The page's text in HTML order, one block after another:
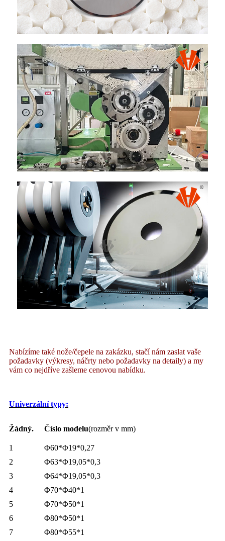
Nabízíme také nože/čepele na zakázku, stačí nám zaslat vaše
požadavky (výkresy, náčrty nebo požadavky na detaily) a my
vám co nejdříve zašleme cenovou nabídku.
Univerzální typy:
Žádný. Číslo modelu(rozměr v mm)
1
Φ60*Φ19*0,27
2
Φ63*Φ19,05*0,3
3
Φ64*Φ19,05*0,3
4
Φ70*Φ40*1
5
Φ70*Φ50*1
6
Φ80*Φ50*1
7
Φ80*Φ55*1